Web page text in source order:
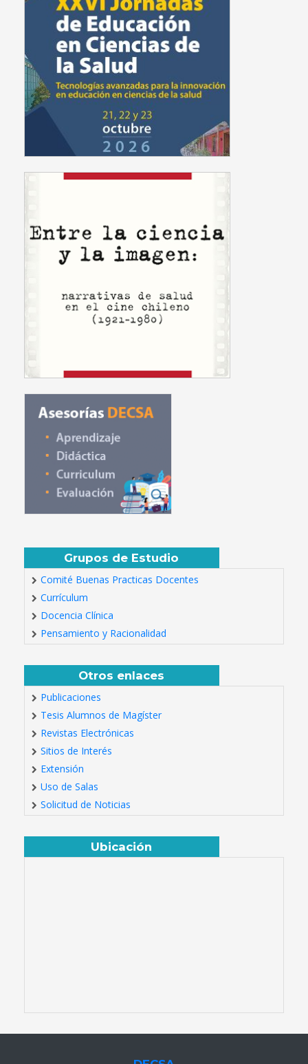
Grupos de Estudio
Comité Buenas Practicas Docentes
Currículum
Docencia Clínica
Pensamiento y Racionalidad
Otros enlaces
Publicaciones
Tesis Alumnos de Magíster
Revistas Electrónicas
Sitios de Interés
Extensión
Uso de Salas
Solicitud de Noticias
Ubicación